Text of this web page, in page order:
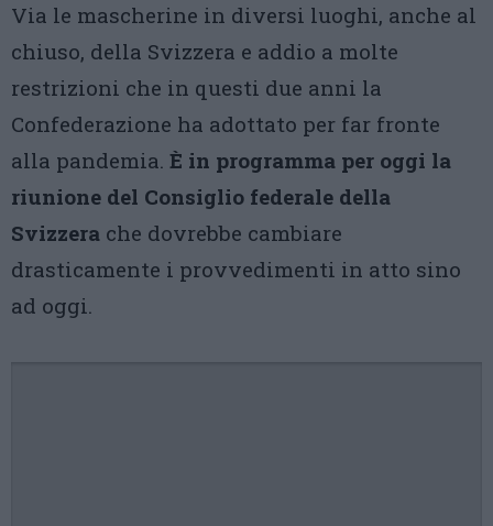
Via le mascherine in diversi luoghi, anche al
chiuso, della Svizzera e addio a molte
restrizioni che in questi due anni la
Confederazione ha adottato per far fronte
alla pandemia. È in programma per oggi la
riunione del Consiglio federale della
Svizzera che dovrebbe cambiare
drasticamente i provvedimenti in atto sino
ad oggi.